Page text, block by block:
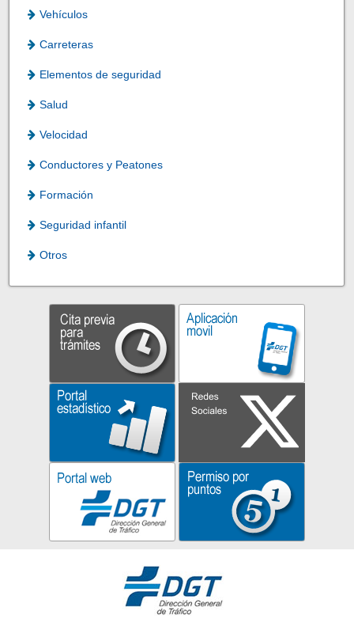
Vehículos
Carreteras
Elementos de seguridad
Salud
Velocidad
Conductores y Peatones
Formación
Seguridad infantil
Otros